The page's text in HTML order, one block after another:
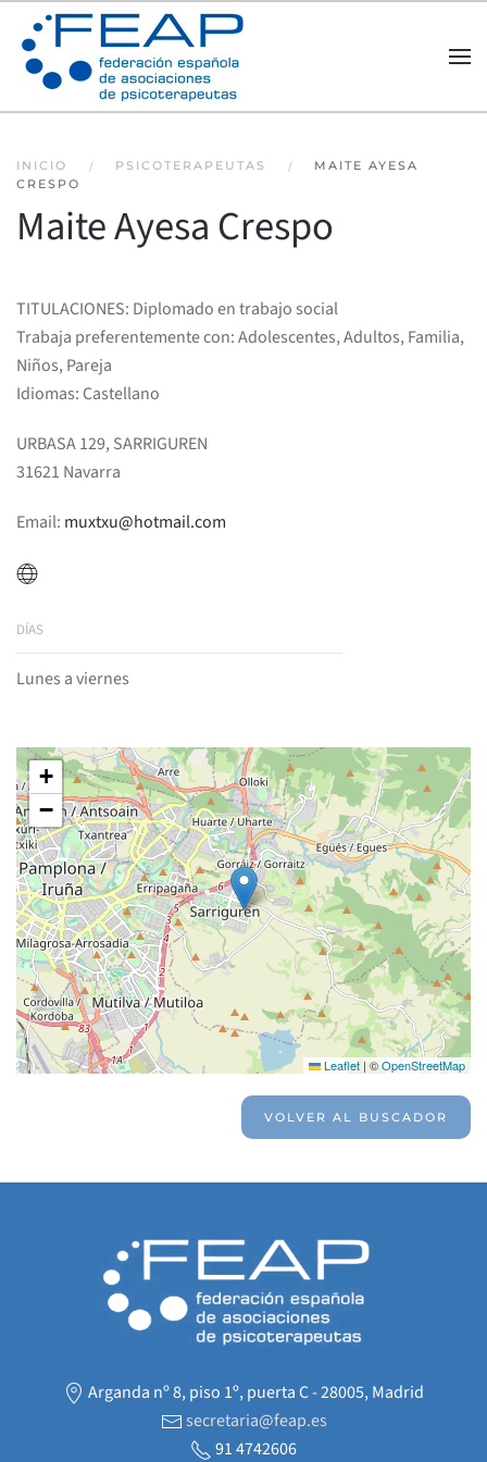
Skip to main content
INICIO PSICOTERAPEUTAS
MAITE AYESA
CRESPO
Maite Ayesa Crespo
TITULACIONES: Diplomado en trabajo social
Trabaja preferentemente con: Adolescentes, Adultos, Familia,
Niños, Pareja
Idiomas: Castellano
URBASA 129, SARRIGUREN
31621 Navarra
Email: muxtxu@hotmail.com
DÍAS
Lunes a viernes
+
−
Leaflet | ©OpenStreetMap
VOLVER AL BUSCADOR
Arganda nº 8, piso 1º, puerta C - 28005, Madrid
secretaria@feap.es
91 4742606